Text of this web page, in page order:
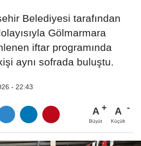
Belediyesi tarafından
Gölmarmara
iftar programında
aynı sofrada buluştu.
- 22:43
A
Büyüt
A
Küçült